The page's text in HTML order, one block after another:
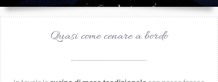
Quasi come cenare a bordo